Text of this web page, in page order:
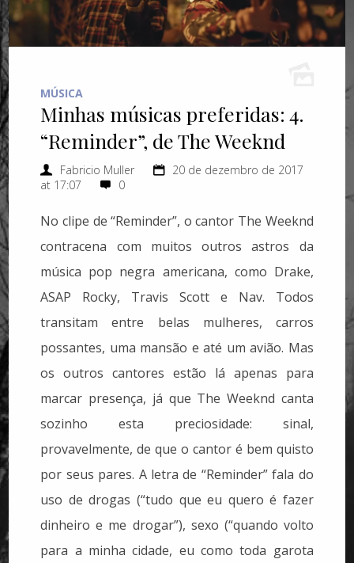
MÚSICA
Minhas músicas preferidas: 4.
“Reminder”, de The Weeknd
Fabricio Muller
20 de dezembro de 2017
at 17:07
0
No clipe de “Reminder”, o cantor The Weeknd
contracena com muitos outros astros da
música pop negra americana, como Drake,
ASAP Rocky, Travis Scott e Nav. Todos
transitam entre belas mulheres, carros
possantes, uma mansão e até um avião. Mas
os outros cantores estão lá apenas para
marcar presença, já que The Weeknd canta
sozinho esta preciosidade: sinal,
provavelmente, de que o cantor é bem quisto
por seus pares. A letra de “Reminder” fala do
uso de drogas (“tudo que eu quero é fazer
dinheiro e me drogar”), sexo (“quando volto
para a minha cidade, eu como toda garota